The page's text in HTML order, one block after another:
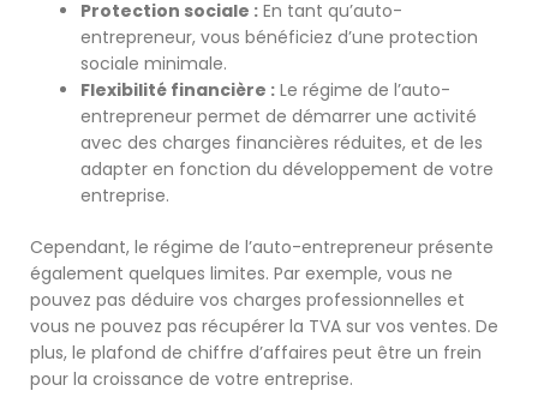
Protection sociale : En tant qu’auto-
entrepreneur, vous bénéficiez d’une protection
sociale minimale.
Flexibilité financière : Le régime de l’auto-
entrepreneur permet de démarrer une activité
avec des charges financières réduites, et de les
adapter en fonction du développement de votre
entreprise.
Cependant, le régime de l’auto-entrepreneur présente
également quelques limites. Par exemple, vous ne
pouvez pas déduire vos charges professionnelles et
vous ne pouvez pas récupérer la TVA sur vos ventes. De
plus, le plafond de chiffre d’affaires peut être un frein
pour la croissance de votre entreprise.